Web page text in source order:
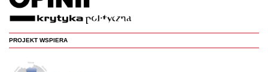
PROJEKT WSPIERA